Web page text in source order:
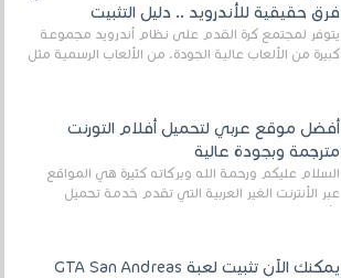
فرق حقيقية للأندرويد .. دليل التثبيت
يتوفر لمجتمع كرة القدم على نظام أندرويد مجموعة
كبيرة من الألعاب عالية الجودة. من الألعاب الرسمية مثل
أفضل موقع عربي لتحميل أفلام التورنت
مترجمة وبجودة عالية
السلام عليكم ورحمة الله وبركاته كثيرة هي المواقع
عبر الأنترنت الغير العربية التي تقدم خدمة تحميل
الأفلام على التورنت ، ومعظم هذه المواقع ل...
يمكنك الآن تثبيت لعبة GTA San Andreas